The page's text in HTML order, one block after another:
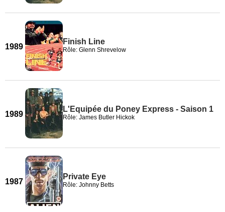
1989
Finish Line
Rôle: Glenn Shrevelow
1989
L'Equipée du Poney Express - Saison 1
Rôle: James Butler Hickok
1987
Private Eye
Rôle: Johnny Betts